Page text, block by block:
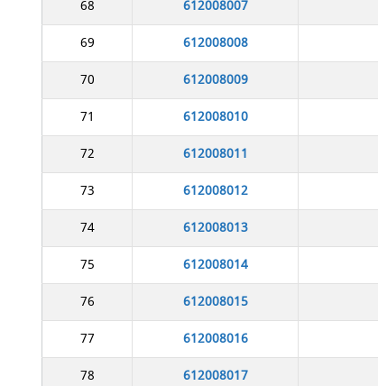
68
612008007
69
612008008
70
612008009
71
612008010
72
612008011
73
612008012
74
612008013
75
612008014
76
612008015
77
612008016
78
612008017